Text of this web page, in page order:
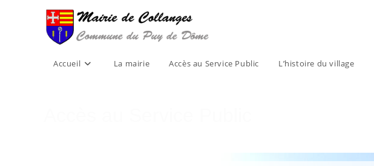
Accueil La mairie Accès au Service Public L’histoire du village